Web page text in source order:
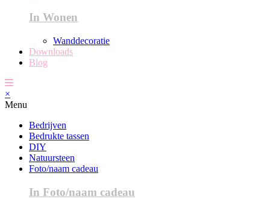
In Wonen
Wanddecoratie
Downloads
Blog
×
Menu
Bedrijven
Bedrukte tassen
DIY
Natuursteen
Foto/naam cadeau
In Foto/naam cadeau